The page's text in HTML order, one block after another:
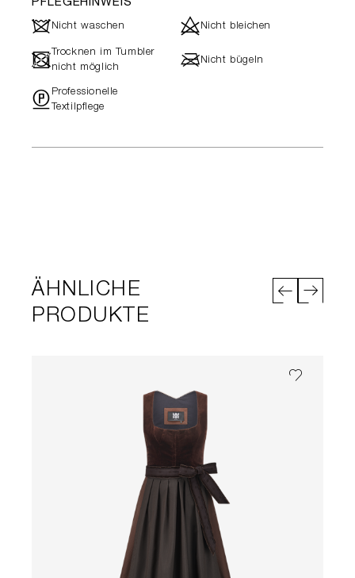
PFLEGEHINWEIS
JNicht waschen dNicht bleichen
- Trocknen im Tumbler
nicht möglich
lNicht bügeln
"Professionelle
Textilpflege
ÄHNLICHE
PRODUKTE